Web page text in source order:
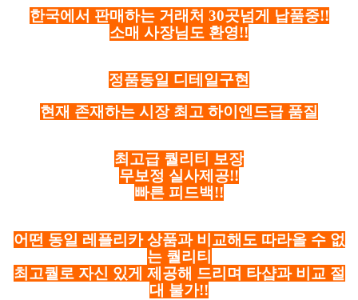
한국에서 판매하는 거래처 30곳넘게 납품중!!
소매 사장님도 환영!!
정품동일 디테일구현
현재 존재하는 시장 최고 하이엔드급 품질
최고급 퀄리티 보장
무보정 실사제공!!
빠른 피드백!!
어떤 동일 레플리카 상품과 비교해도 따라올 수 없
는 퀄리티
최고퀄로 자신 있게 제공해 드리며 타샵과 비교 절
대 불가!!